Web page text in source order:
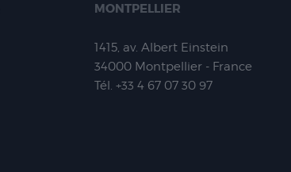
MONTPELLIER
1415, av. Albert Einstein
34000 Montpellier - France
Tél. +33 4 67 07 30 97